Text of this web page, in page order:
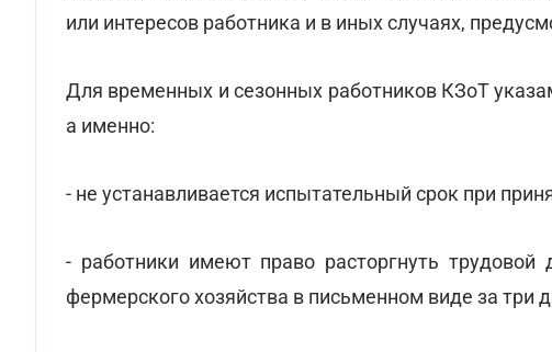
или интересов работника и в иных случаях,
Для временных и сезонных работников КЗоТ
а именно:
- не устанавливается испытательный срок при
- работники имеют право расторгнуть трудовой
фермерского хозяйства в письменном виде за три